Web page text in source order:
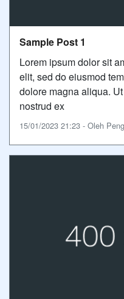
Sample Post 1
Lorem ipsum dolor sit
elit, sed do eiusmod
dolore magna aliqua.
nostrud ex
15/01/2023 21:23 - Oleh